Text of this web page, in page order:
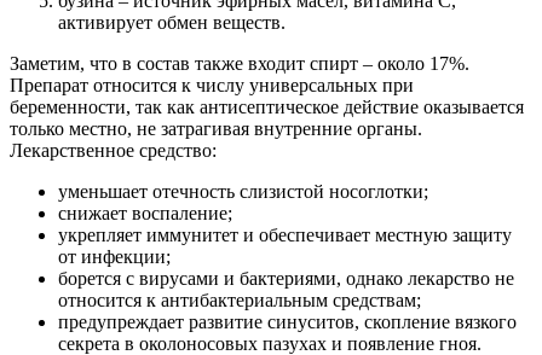
активирует обмен веществ.
Заметим, что в состав также входит спирт – около 17%.
Препарат относится к числу универсальных при
беременности, так как антисептическое действие оказывается
только местно, не затрагивая внутренние органы.
Лекарственное средство:
уменьшает отечность слизистой носоглотки;
снижает воспаление;
укрепляет иммунитет и обеспечивает местную защиту
от инфекции;
борется с вирусами и бактериями, однако лекарство не
относится к антибактериальным средствам;
предупреждает развитие синуситов, скопление вязкого
секрета в околоносовых пазухах и появление гноя.